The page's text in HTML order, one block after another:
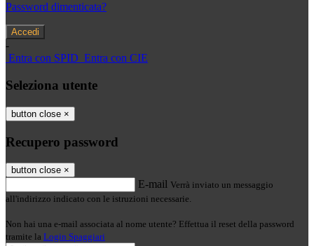
Password dimenticata?
-
Entra con SPID Entra con CIE
Seleziona utente
button close ×
Recupero password
button close ×
E-mail Verrà inviato un messaggio
all'indirizzo indicato con le istruzioni necessarie.
Non hai una e-mail associata al nome utente? Effettua il reset della password
tramite la Login Spaggiari